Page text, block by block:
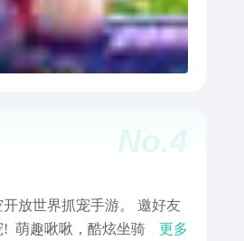
No.4
开放世界抓宠手游。 邀好友
更多